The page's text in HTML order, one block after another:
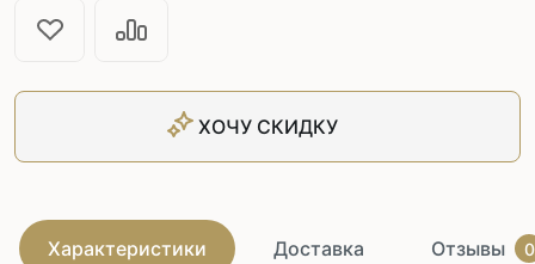
ХОЧУ СКИДКУ
Характеристики Доставка Отзывы 0